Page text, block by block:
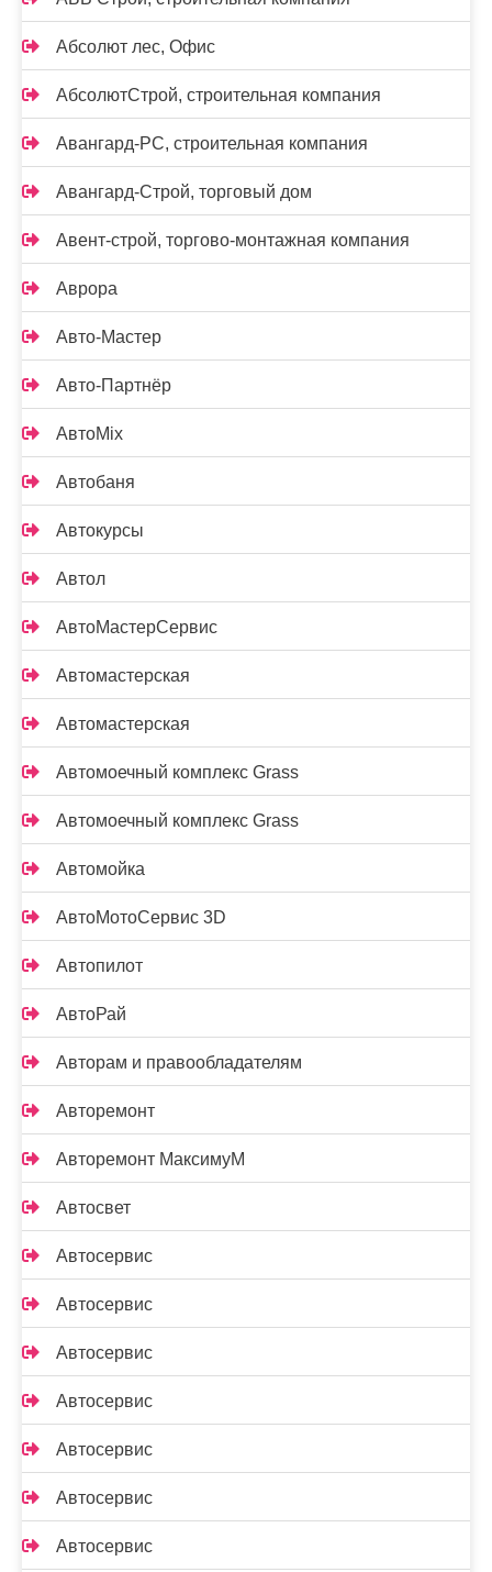
Абсолют лес, Офис
АбсолютСтрой, строительная компания
Авангард-РС, строительная компания
Авангард-Строй, торговый дом
Авент-строй, торгово-монтажная компания
Аврора
Авто-Мастер
Авто-Партнёр
АвтоMix
Автобаня
Автокурсы
Автол
АвтоМастерСервис
Автомастерская
Автомастерская
Автомоечный комплекс Grass
Автомоечный комплекс Grass
Автомойка
АвтоМотоСервис 3D
Автопилот
АвтоРай
Авторам и правообладателям
Авторемонт
Авторемонт МаксимуМ
Автосвет
Автосервис
Автосервис
Автосервис
Автосервис
Автосервис
Автосервис
Автосервис